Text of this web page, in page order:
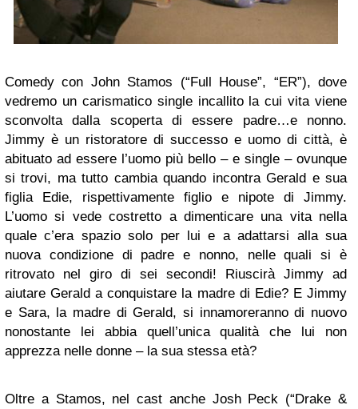
Comedy con John Stamos (“Full House”, “ER”), dove
vedremo un carismatico single incallito la cui vita viene
sconvolta dalla scoperta di essere padre…e nonno.
Jimmy è un ristoratore di successo e uomo di città, è
abituato ad essere l’uomo più bello – e single – ovunque
si trovi, ma tutto cambia quando incontra Gerald e sua
figlia Edie, rispettivamente figlio e nipote di Jimmy.
L’uomo si vede costretto a dimenticare una vita nella
quale c’era spazio solo per lui e a adattarsi alla sua
nuova condizione di padre e nonno, nelle quali si è
ritrovato nel giro di sei secondi! Riuscirà Jimmy ad
aiutare Gerald a conquistare la madre di Edie? E Jimmy
e Sara, la madre di Gerald, si innamoreranno di nuovo
nonostante lei abbia quell’unica qualità che lui non
apprezza nelle donne – la sua stessa età?
Oltre a Stamos, nel cast anche Josh Peck (“Drake &